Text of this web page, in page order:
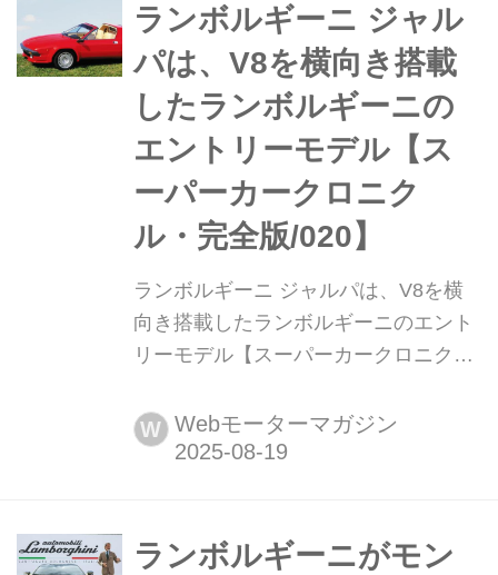
Part1 ランボルギーニ編に登場したテ
メラリオの試乗記を紹介する。(撮影:
永元秀和/アウトモビリ・ラン...
ランボルギーニ ジャル
パは、V8を横向き搭載
したランボルギーニの
エントリーモデル【ス
ーパーカークロニク
ル・完全版/020】
ランボルギーニ ジャルパは、V8を横
向き搭載したランボルギーニのエント
リーモデル【スーパーカークロニク
革新へと至ったスーパーカーたち。
1970年代の懐かしいモデルから現代の
だ。
W Webモーターマガジン
ランボルギーニがモン